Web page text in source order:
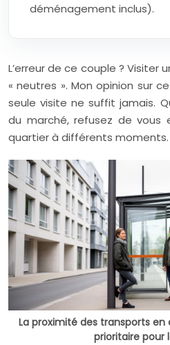
déménagement inclus).
L’erreur de ce couple ? Visiter
« neutres ». Mon opinion sur
seule visite ne suffit jamais.
du marché, refusez de vous
quartier à différents moments.
La proximité des transports
prioritaire pour